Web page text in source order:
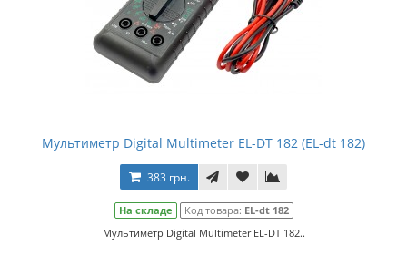
Мультиметр Digital Multimeter EL-DT 182 (EL-dt 182)
383 грн.
На складе Код товара: EL-dt 182
Мультиметр Digital Multimeter EL-DT 182..